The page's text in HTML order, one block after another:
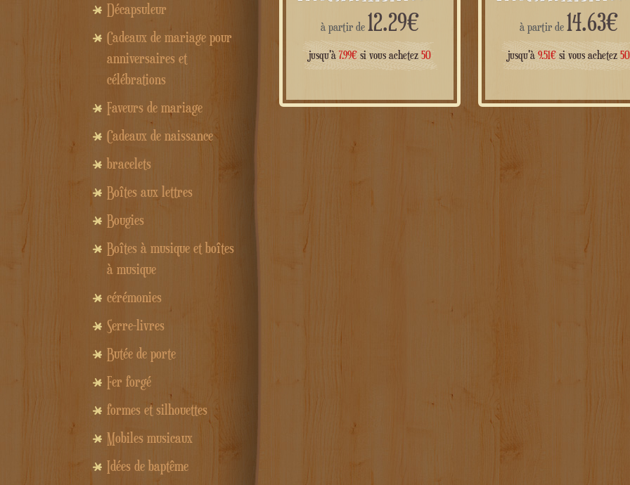
à partir de12.29€
jusqu'à7.99€ si vous achetez50
à partir de14.63€
jusqu'à9.51€ si vous achetez50
Décapsuleur
Cadeaux de mariage pour
anniversaires et
célébrations
Faveurs de mariage
Cadeaux de naissance
bracelets
Boîtes aux lettres
Bougies
Boîtes à musique et boîtes
à musique
cérémonies
Serre-livres
Butée de porte
Fer forgé
formes et silhouettes
Mobiles musicaux
Idées de baptême